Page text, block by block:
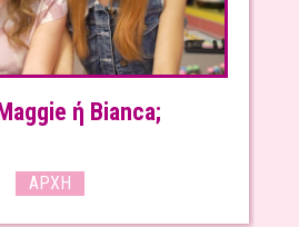
ή Bianca;
ΑΡΧΉ